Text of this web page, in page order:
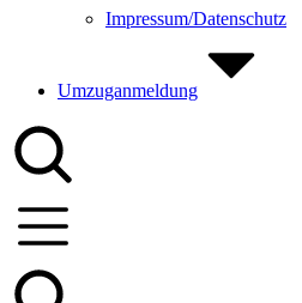
Impressum/Datenschutz
Umzuganmeldung